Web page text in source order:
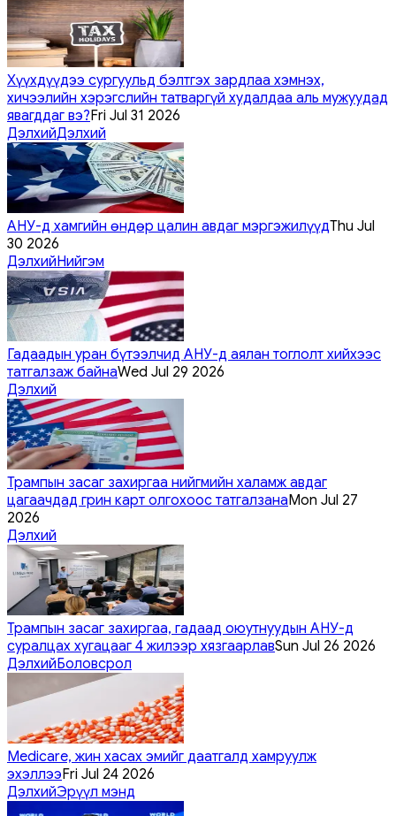
Хүүхдүүдээ сургуульд бэлтгэх зардлаа хэмнэх,
хичээлийн хэрэгслийн татваргүй худалдаа аль мужуудад
явагддаг вэ?Fri Jul 31 2026
ДэлхийДэлхий
АНУ-д хамгийн өндөр цалин авдаг мэргэжилүүдThu Jul
30 2026
ДэлхийНийгэм
Гадаадын уран бүтээлчид АНУ-д аялан тоглолт хийхээс
татгалзаж байнаWed Jul 29 2026
Дэлхий
Трампын засаг захиргаа нийгмийн халамж авдаг
цагаачдад грин карт олгохоос татгалзанаMon Jul 27
2026
Дэлхий
Трампын засаг захиргаа, гадаад оюутнуудын АНУ-д
суралцах хугацааг 4 жилээр хязгаарлавSun Jul 26 2026
ДэлхийБоловсрол
Medicare, жин хасах эмийг даатгалд хамруулж
эхэллээFri Jul 24 2026
ДэлхийЭрүүл мэнд